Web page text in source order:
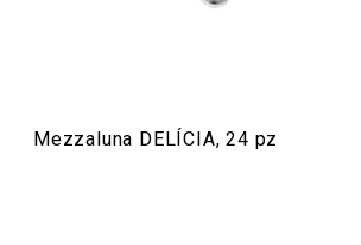
Preparazione degli alimenti
Mezzaluna DELÍCIA, 24 pz